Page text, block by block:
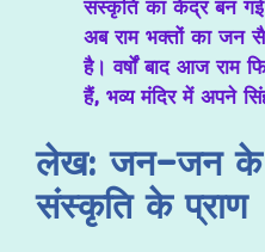
संस्कृति का केंद्र बन गई
अब राम भक्तों का जन
है। वर्षों बाद आज राम
हैं, भव्य मंदिर में अपने
लेख: जन-जन के
संस्कृति के प्राण